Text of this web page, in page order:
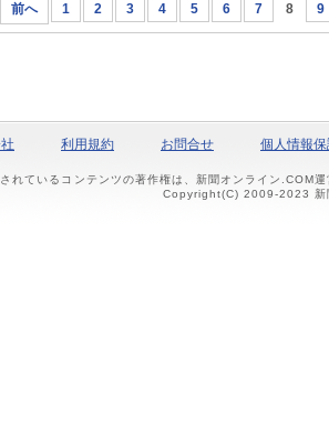
前へ 1 2 3 4 5 6 7 8 9
利用規約 お問合せ 個人情報
れているコンテンツの著作権は、新聞オンライン.COM
Copyright(C) 2009-2023 新